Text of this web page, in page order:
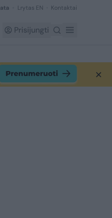
Lrytas EN Kontaktai
Prisijungti